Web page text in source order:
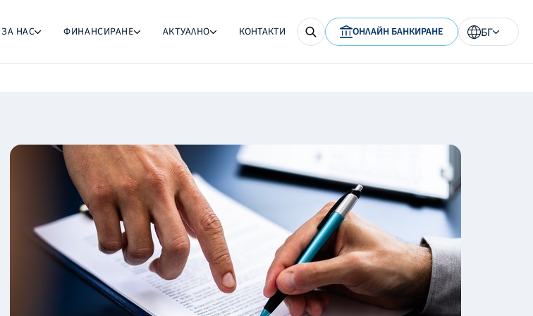
ЗА НАС ФИНАНСИРАНЕ АКТУАЛНО КОНТАКТИ ОНЛАЙН БАНКИРАНЕ БГ